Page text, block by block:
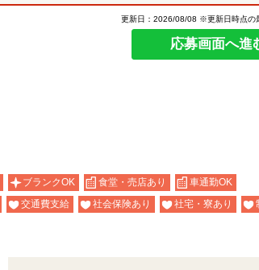
更新日：2026/08/08 ※更新日時点の
応募画面へ進
ブランクOK 食堂・売店あり
車通勤OK
交通費支給 社会保険あり 社宅・寮あり